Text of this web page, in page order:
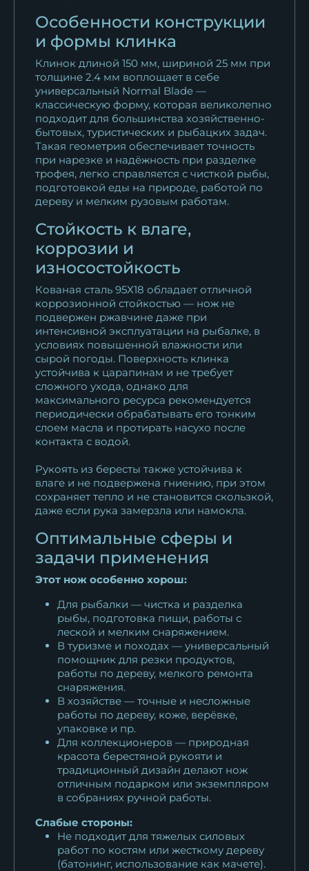
Особенности конструкции
и формы клинка
Клинок длиной 150 мм, шириной 25 мм при
толщине 2.4 мм воплощает в себе
универсальный Normal Blade —
классическую форму, которая великолепно
подходит для большинства хозяйственно-
бытовых, туристических и рыбацких задач.
Такая геометрия обеспечивает точность
при нарезке и надёжность при разделке
трофея, легко справляется с чисткой рыбы,
подготовкой еды на природе, работой по
дереву и мелким рузовым работам.
Стойкость к влаге,
коррозии и
износостойкость
Кованая сталь 95Х18 обладает отличной
коррозионной стойкостью — нож не
подвержен ржавчине даже при
интенсивной эксплуатации на рыбалке, в
условиях повышенной влажности или
сырой погоды. Поверхность клинка
устойчива к царапинам и не требует
сложного ухода, однако для
максимального ресурса рекомендуется
периодически обрабатывать его тонким
слоем масла и протирать насухо после
контакта с водой.
Рукоять из бересты также устойчива к
влаге и не подвержена гниению, при этом
сохраняет тепло и не становится скользкой,
даже если рука замерзла или намокла.
Оптимальные сферы и
задачи применения
Этот нож особенно хорош:
Для рыбалки — чистка и разделка
рыбы, подготовка пищи, работы с
леской и мелким снаряжением.
В туризме и походах — универсальный
помощник для резки продуктов,
работы по дереву, мелкого ремонта
снаряжения.
В хозяйстве — точные и несложные
работы по дереву, коже, верёвке,
упаковке и пр.
Для коллекционеров — природная
красота берестяной рукояти и
традиционный дизайн делают нож
отличным подарком или экземпляром
в собраниях ручной работы.
Слабые стороны:
Не подходит для тяжелых силовых
работ по костям или жесткому дереву
(батонинг, использование как мачете).